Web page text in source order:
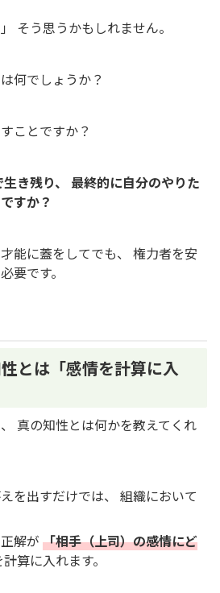
そう思うかもしれません。
何でしょうか？
ことですか？
き残り、
最終的に自分のやりた
すか？
能に蓋をしてでも、 権力者を安
要です。
とは「感情を計算に入
真の知性とは何かを教えてくれ
を出すだけでは、 組織において
解が 「相手（上司）の感情にど
算に入れます。